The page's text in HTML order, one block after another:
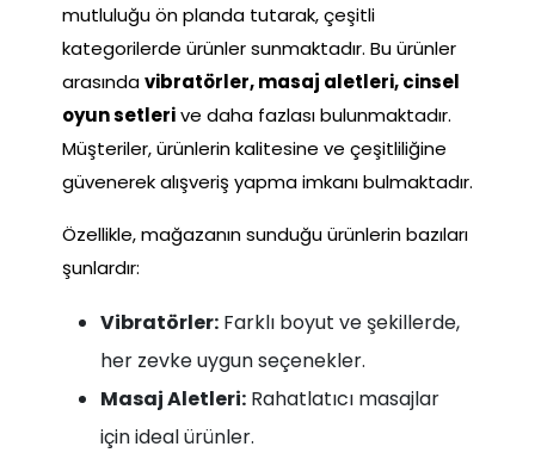
mutluluğu ön planda tutarak, çeşitli
kategorilerde ürünler sunmaktadır. Bu ürünler
arasındavibratörler, masaj aletleri, cinsel
oyun setlerive daha fazlası bulunmaktadır.
Müşteriler, ürünlerin kalitesine ve çeşitliliğine
güvenerek alışveriş yapma imkanı bulmaktadır.
Özellikle, mağazanın sunduğu ürünlerin bazıları
şunlardır:
Vibratörler: Farklı boyut ve şekillerde,
her zevke uygun seçenekler.
Masaj Aletleri: Rahatlatıcı masajlar
için ideal ürünler.